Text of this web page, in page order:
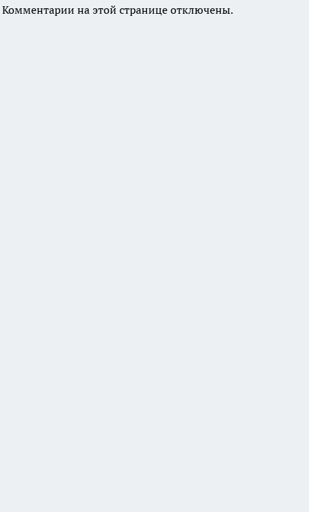
Комментарии на этой странице отключены.